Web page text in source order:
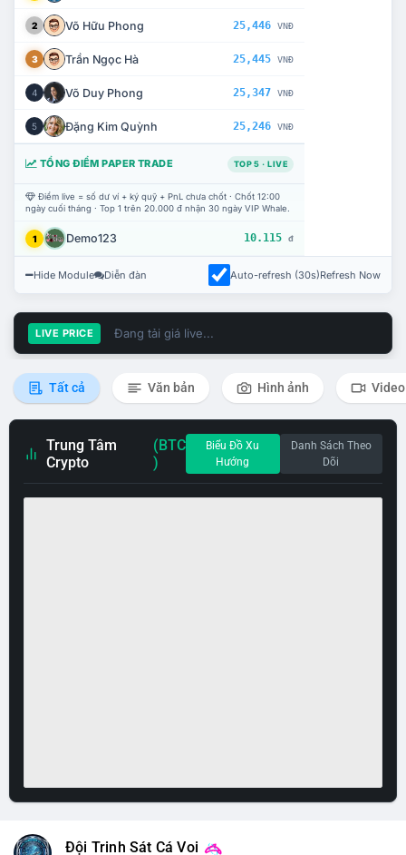
2 Võ Hữu Phong 25,446 VNĐ
3 Trần Ngọc Hà 25,445 VNĐ
4 Võ Duy Phong 25,347 VNĐ
5 Đặng Kim Quỳnh 25,246 VNĐ
TỔNG ĐIỂM PAPER TRADE TOP 5 · LIVE
Điểm live = số dư ví + ký quỹ + PnL chưa chốt · Chốt 12:00
ngày cuối tháng · Top 1 trên 20.000 đ nhận 30 ngày VIP Whale.
1 Demo123 10.115 đ
Hide Module Diễn đàn Auto-refresh (30s)Refresh Now
LIVE PRICE Đang tải giá live...
Tất cả Văn bản Hình ảnh Video
Trung Tâm
Crypto
(BTC
)
Biểu Đồ Xu
Hướng
Danh Sách Theo
Dõi
Đội Trinh Sát Cá Voi